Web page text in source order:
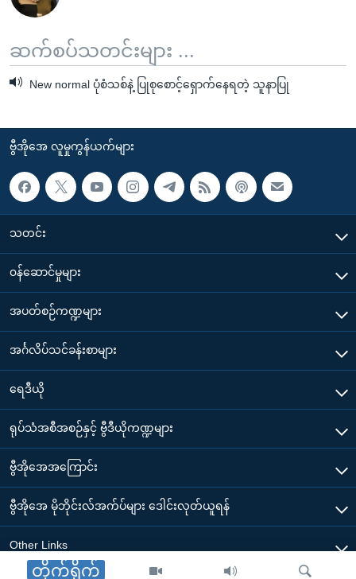
တိုက်ရိုက်
ဆက်စပ်သတင်းများ ...
New normal ပုံစံသစ်နဲ့ ပြုစုစောင့်ရှောက်နေရတဲ့ သူနာပြု
ဗွီအိုအေ လူမှုကွန်ယက်များ
သတင်း
၀န်ဆောင်မှုများ
အပတ်စဉ်ကဏ္ဍများ
အင်္ဂလိပ်သင်ခန်းစာများ
ရေဒီယို
ရုပ်သံအစီအစဉ်နှင့် ဗွီဒီယိုကဏ္ဍများ
ဗွီအိုအေအကြောင်း
ဗွီအိုအေ မိုဘိုင်းလ်အက်ပ်များ ဒေါင်းလုတ်ယူရန်
Other Links